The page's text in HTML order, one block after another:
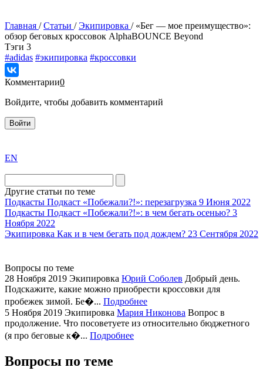
Главная /Статьи /Экипировка / «Бег — мое преимущество»:
обзор беговых кроссовок AlphaBOUNCE Beyond
Tэги 3
#adidas #экипировка #кроссовки
Комментарии0
Войдите, чтобы добавить комментарий
Войти
the
division
agent
watch
replica
showcases
substantial
swiss
replica
bvlgari
watches
+maserati
online
for
cheap
sale.
EN
Другие статьи по теме
Подкасты Подкаст «Побежали?!»: перезагрузка 9 Июня 2022
Подкасты Подкаст «Побежали?!»: в чем бегать осенью? 3
Ноября 2022
Экипировка Как и в чем бегать под дождем? 23 Сентября 2022
Вопросы по теме
28 Ноября 2019 Экипировка Юрий Соболев Добрый день.
Подскажите, какие можно приобрести кроссовки для
пробежек зимой. Бе�... Подробнее
5 Ноября 2019 Экипировка Мария Никонова Вопрос в
продолжение. Что посоветуете из относительно бюджетного
(я про беговые к�... Подробнее
Вопросы по теме